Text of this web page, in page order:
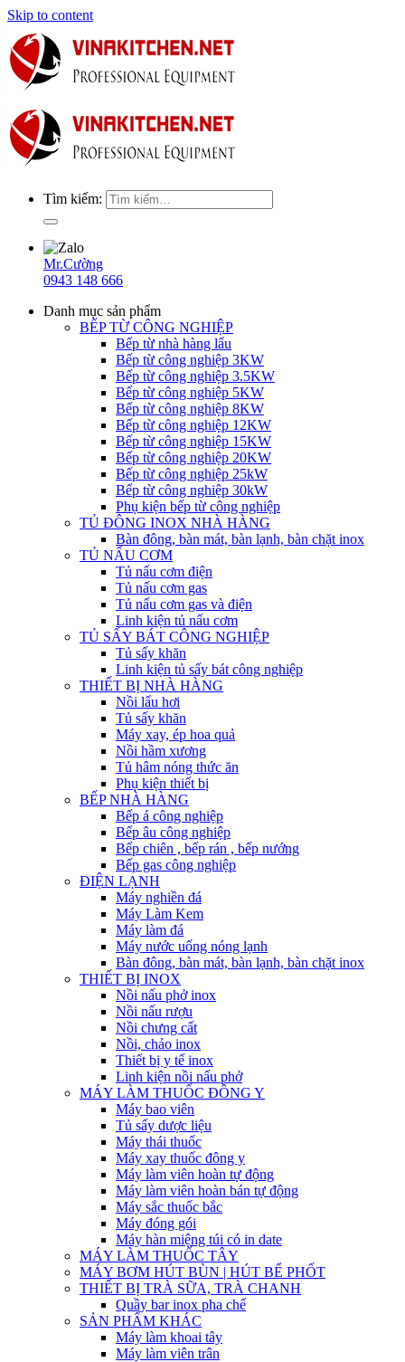
Skip to content
Tìm kiếm:
Mr.Cường
0943 148 666
Danh mục sản phẩm
BẾP TỪ CÔNG NGHIỆP
Bếp từ nhà hàng lẩu
Bếp từ công nghiệp 3KW
Bếp từ công nghiệp 3.5KW
Bếp từ công nghiệp 5KW
Bếp từ công nghiệp 8KW
Bếp từ công nghiệp 12KW
Bếp từ công nghiệp 15KW
Bếp từ công nghiệp 20KW
Bếp từ công nghiệp 25kW
Bếp từ công nghiệp 30kW
Phụ kiện bếp từ công nghiệp
TỦ ĐÔNG INOX NHÀ HÀNG
Bàn đông, bàn mát, bàn lạnh, bàn chặt inox
TỦ NẤU CƠM
Tủ nấu cơm điện
Tủ nấu cơm gas
Tủ nấu cơm gas và điện
Linh kiện tủ nấu cơm
TỦ SẤY BÁT CÔNG NGHIỆP
Tủ sấy khăn
Linh kiện tủ sấy bát công nghiệp
THIẾT BỊ NHÀ HÀNG
Nồi lẩu hơi
Tủ sấy khăn
Máy xay, ép hoa quả
Nồi hầm xương
Tủ hâm nóng thức ăn
Phụ kiện thiết bị
BẾP NHÀ HÀNG
Bếp á công nghiệp
Bếp âu công nghiệp
Bếp chiên , bếp rán , bếp nướng
Bếp gas công nghiệp
ĐIỆN LẠNH
Máy nghiền đá
Máy Làm Kem
Máy làm đá
Máy nước uống nóng lạnh
Bàn đông, bàn mát, bàn lạnh, bàn chặt inox
THIẾT BỊ INOX
Nồi nấu phở inox
Nồi nấu rượu
Nồi chưng cất
Nồi, chảo inox
Thiết bị y tế inox
Linh kiện nồi nấu phở
MÁY LÀM THUỐC ĐÔNG Y
Máy bao viên
Tủ sấy dược liệu
Máy thái thuốc
Máy xay thuốc đông y
Máy làm viên hoàn tự động
Máy làm viên hoàn bán tự động
Máy sắc thuốc bắc
Máy đóng gói
Máy hàn miệng túi có in date
MÁY LÀM THUỐC TÂY
MÁY BƠM HÚT BÙN | HÚT BỂ PHỐT
THIẾT BỊ TRÀ SỮA, TRÀ CHANH
Quầy bar inox pha chế
SẢN PHẨM KHÁC
Máy làm khoai tây
Máy làm viên trân